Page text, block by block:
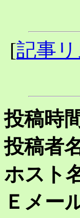
[記事リ
投稿時
投稿者
ホスト
Ｅメー